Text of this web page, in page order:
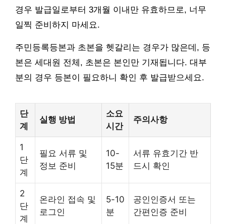
경우 발급일로부터 3개월 이내만 유효하므로, 너무
일찍 준비하지 마세요.
주민등록등본과 초본을 헷갈리는 경우가 많은데, 등
본은 세대원 전체, 초본은 본인만 기재됩니다. 대부
분의 경우 등본이 필요하니 확인 후 발급받으세요.
단
계
실행 방법
소요
시간
주의사항
1
단
계
필요 서류 및
정보 준비
10-
15분
서류 유효기간 반
드시 확인
2
단
계
온라인 접속 및
로그인
5-10
분
공인인증서 또는
간편인증 준비